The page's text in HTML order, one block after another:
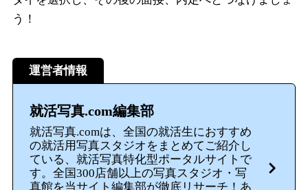
う！
運営者情報
就活写真.com編集部
就活写真.comは、全国の就活生におすすめ
の就活用写真スタジオをまとめてご紹介し
ている、就活写真特化型ポータルサイトで
す。全国300店舗以上の写真スタジオ・写
真館を当サイト編集部が徹底リサーチ！あ